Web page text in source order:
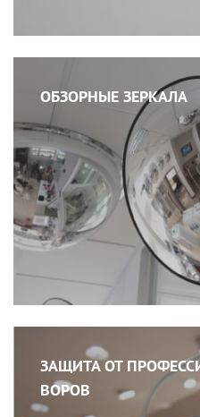
ОБЗОРНЫЕ ЗЕРКАЛА
ЗАЩИТА ОТ
ВОРОВ